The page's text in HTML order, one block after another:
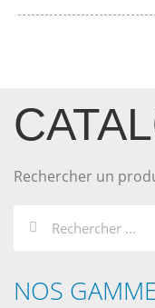
Rechercher un
NOS